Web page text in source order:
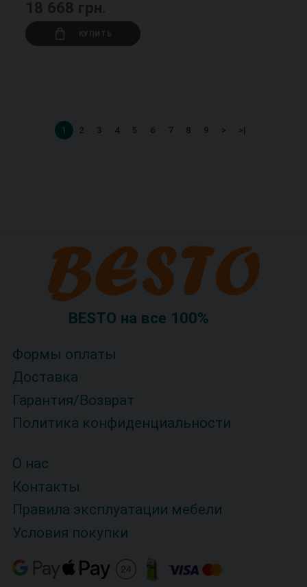
КУПИТЬ
1 2 3 4 5 6 7 8 9 > >|
BESTO на все 100%
Формы оплаты
Доставка
Гарантия/Возврат
Политика конфиденциальности
О нас
Контакты
Правила эксплуатации мебели
Условия покупки